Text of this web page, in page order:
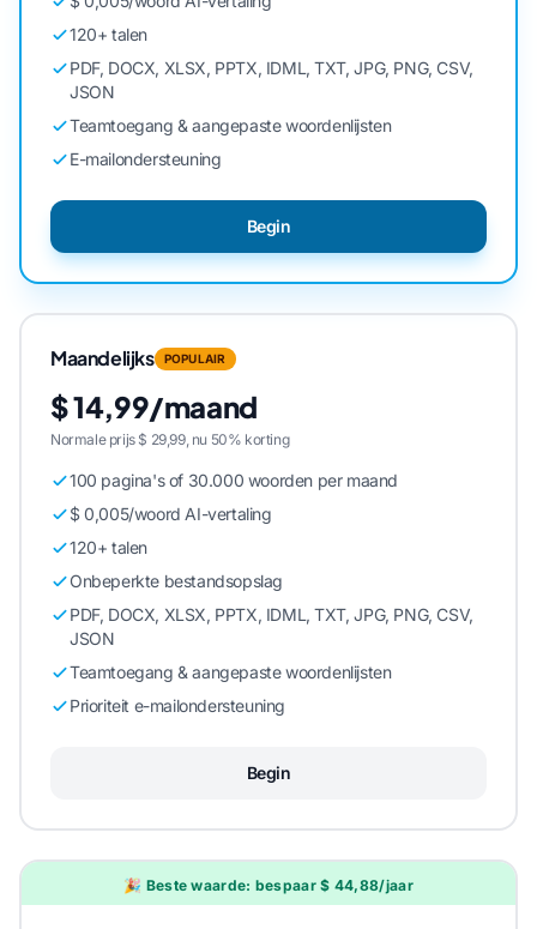
120+ talen
PDF, DOCX, XLSX, PPTX, IDML, TXT, JPG, PNG, CSV,
JSON
Teamtoegang & aangepaste woordenlijsten
E-mailondersteuning
Begin
Maandelijks POPULAIR
$ 14,99/maand
Normale prijs $ 29,99, nu 50% korting
100 pagina's of 30.000 woorden per maand
$ 0,005/woord AI-vertaling
120+ talen
Onbeperkte bestandsopslag
PDF, DOCX, XLSX, PPTX, IDML, TXT, JPG, PNG, CSV,
JSON
Teamtoegang & aangepaste woordenlijsten
Prioriteit e-mailondersteuning
Begin
🎉 Beste waarde: bespaar $ 44,88/jaar